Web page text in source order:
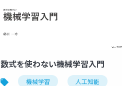
数式を使わない機械学習入門
機械学習 人工知能